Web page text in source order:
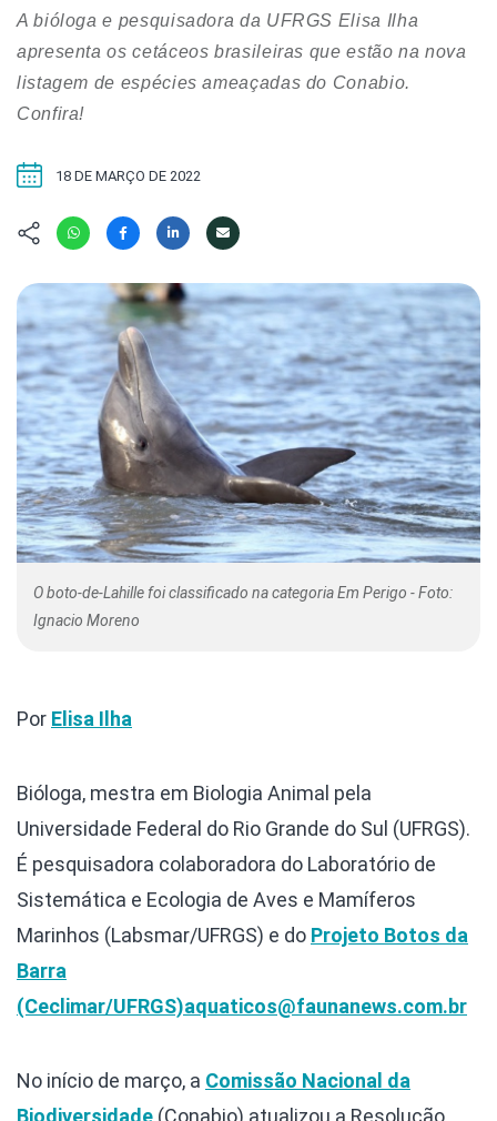
Kit
Na Linha
Túnel do
Universo
Livros do
A bióloga e pesquisadora da UFRGS Elisa Ilha
apresenta os cetáceos brasileiras que estão na nova
listagem de espécies ameaçadas do Conabio.
Confira!
18 DE MARÇO DE 2022
O boto-de-Lahille foi classificado na categoria Em Perigo - Foto:
Ignacio Moreno
Por Elisa Ilha
Bióloga, mestra em Biologia Animal pela
Universidade Federal do Rio Grande do Sul (UFRGS).
É pesquisadora colaboradora do Laboratório de
Sistemática e Ecologia de Aves e Mamíferos
Marinhos (Labsmar/UFRGS) e do Projeto Botos da
Barra
(Ceclimar/UFRGS)aquaticos@faunanews.com.br
No início de março, a Comissão Nacional da
Biodiversidade (Conabio) atualizou a Resolução